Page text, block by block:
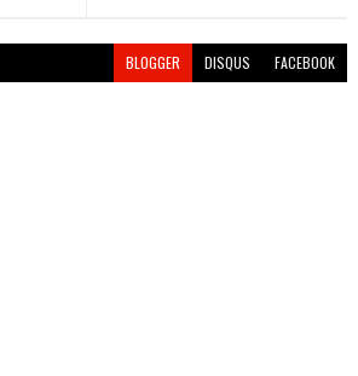
BLOGGER DISQUS FACEBOOK